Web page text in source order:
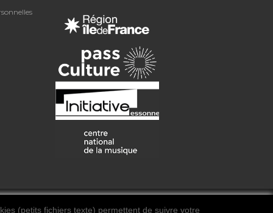
(petits fichiers texte) permettent de suivre votre